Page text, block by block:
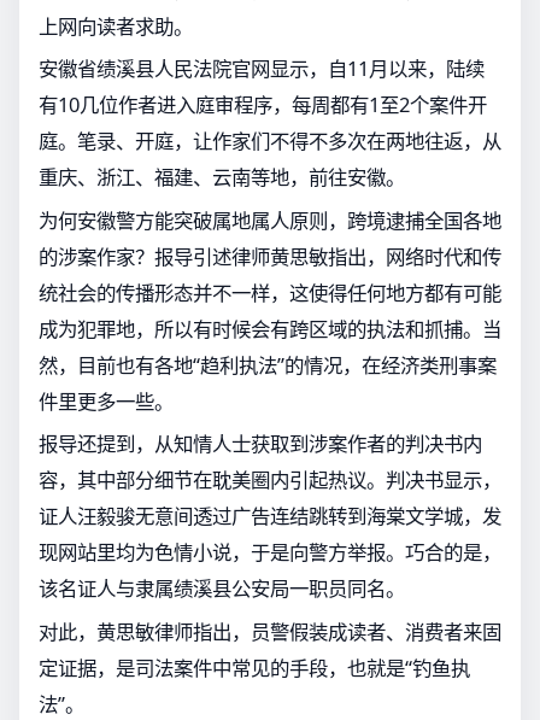
上网向读者求助。
安徽省绩溪县人民法院官网显示，自11月以来，陆续
有10几位作者进入庭审程序，每周都有1至2个案件开
庭。笔录、开庭，让作家们不得不多次在两地往返，从
重庆、浙江、福建、云南等地，前往安徽。
为何安徽警方能突破属地属人原则，跨境逮捕全国各地
的涉案作家？报导引述律师黄思敏指出，网络时代和传
统社会的传播形态并不一样，这使得任何地方都有可能
成为犯罪地，所以有时候会有跨区域的执法和抓捕。当
然，目前也有各地“趋利执法”的情况，在经济类刑事案
件里更多一些。
报导还提到，从知情人士获取到涉案作者的判决书内
容，其中部分细节在耽美圈内引起热议。判决书显示，
证人汪毅骏无意间透过广告连结跳转到海棠文学城，发
现网站里均为色情小说，于是向警方举报。巧合的是，
该名证人与隶属绩溪县公安局一职员同名。
对此，黄思敏律师指出，员警假装成读者、消费者来固
定证据，是司法案件中常见的手段，也就是“钓鱼执
法”。